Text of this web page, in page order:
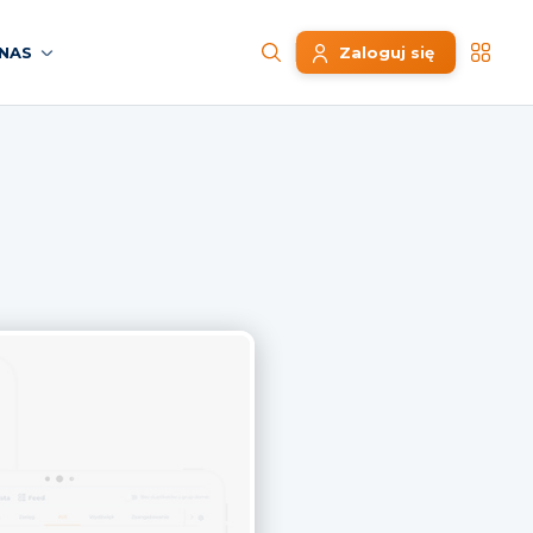
Zaloguj się